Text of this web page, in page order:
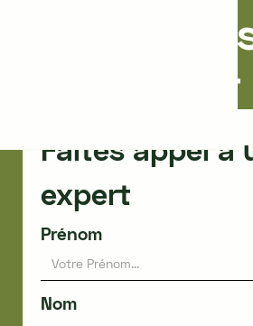
les
Montpellier
Faites appel à
expert
Prénom
Nom